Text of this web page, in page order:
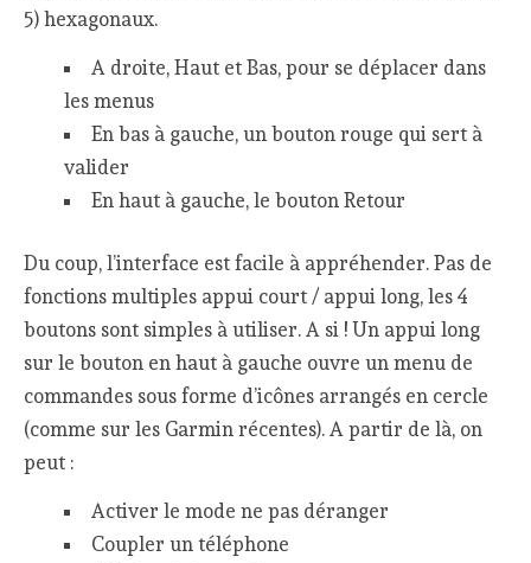
5) hexagonaux.
A droite, Haut et Bas, pour se déplacer dans
les menus
En bas à gauche, un bouton rouge qui sert à
valider
En haut à gauche, le bouton Retour
Du coup, l’interface est facile à appréhender. Pas de
fonctions multiples appui court / appui long, les 4
boutons sont simples à utiliser. A si ! Un appui long
sur le bouton en haut à gauche ouvre un menu de
commandes sous forme d’icônes arrangés en cercle
(comme sur les Garmin récentes). A partir de là, on
peut :
Activer le mode ne pas déranger
Coupler un téléphone